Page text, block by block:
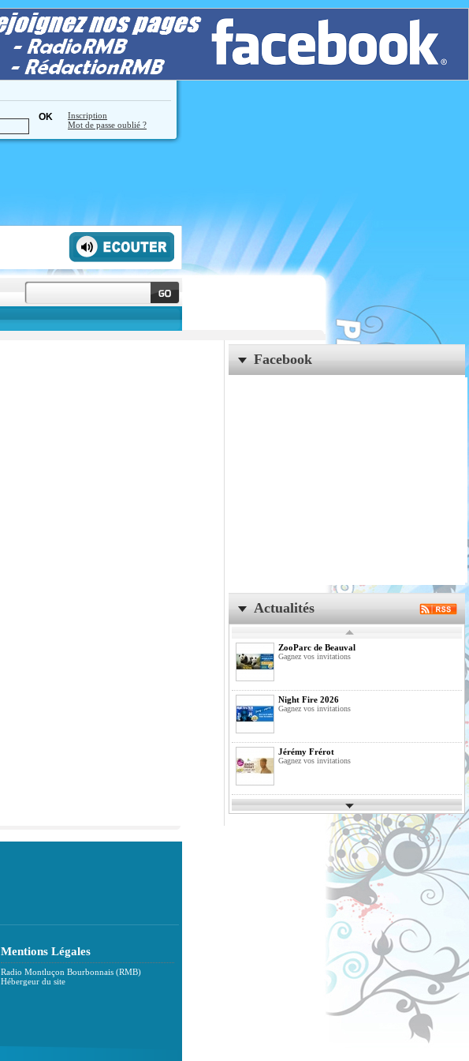
Facebook
Actualités
ZooParc de Beauval
Gagnez vos invitations
Night Fire 2026
Gagnez vos invitations
Jérémy Frérot
Gagnez vos invitations
Parcs d'Attractions et de Loisirs 2026
Gagnez vos invitations
Festimusic 2026
Gagnez vos invitations
En Route pour les Vacances Saison 10
Pack de Livres
Agrandissez votre bibliothèque
Mentions Légales
Radio Montluçon Bourbonnais (RMB)
Hébergeur du site
Inscription
Mot de passe oublié ?